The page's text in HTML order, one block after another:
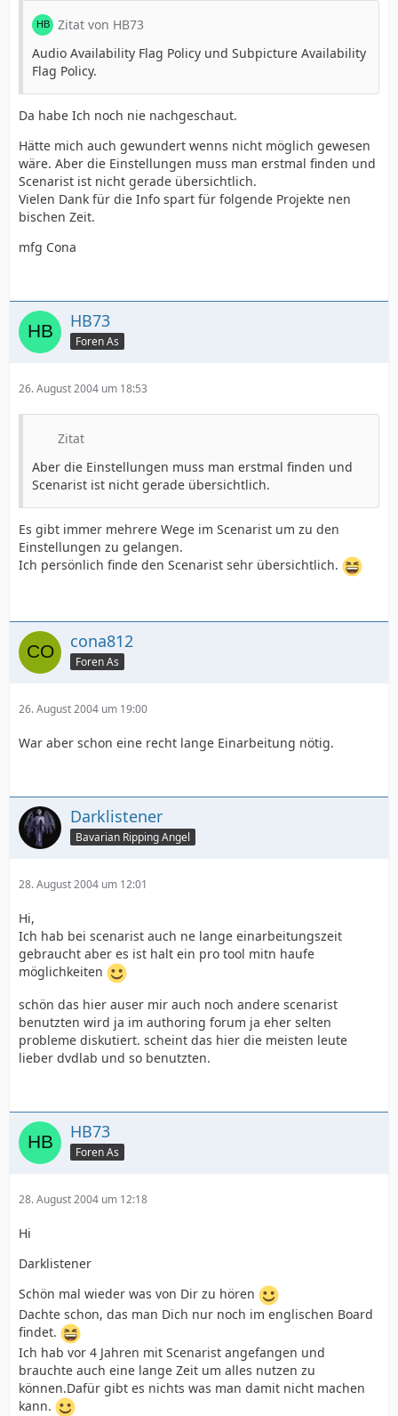
Zitat von HB73
Audio Availability Flag Policy und Subpicture Availability
Flag Policy.
Da habe Ich noch nie nachgeschaut.
Hätte mich auch gewundert wenns nicht möglich gewesen
wäre. Aber die Einstellungen muss man erstmal finden und
Scenarist ist nicht gerade übersichtlich.
Vielen Dank für die Info spart für folgende Projekte nen
bischen Zeit.
mfg Cona
HB73
Foren As
26. August 2004 um 18:53
Zitat
Aber die Einstellungen muss man erstmal finden und
Scenarist ist nicht gerade übersichtlich.
Es gibt immer mehrere Wege im Scenarist um zu den
Einstellungen zu gelangen.
Ich persönlich finde den Scenarist sehr übersichtlich.
cona812
Foren As
26. August 2004 um 19:00
War aber schon eine recht lange Einarbeitung nötig.
Darklistener
Bavarian Ripping Angel
28. August 2004 um 12:01
Hi,
Ich hab bei scenarist auch ne lange einarbeitungszeit
gebraucht aber es ist halt ein pro tool mitn haufe
möglichkeiten
schön das hier auser mir auch noch andere scenarist
benutzten wird ja im authoring forum ja eher selten
probleme diskutiert. scheint das hier die meisten leute
lieber dvdlab und so benutzten.
HB73
Foren As
28. August 2004 um 12:18
Hi
Darklistener
Schön mal wieder was von Dir zu hören
Dachte schon, das man Dich nur noch im englischen Board
findet.
Ich hab vor 4 Jahren mit Scenarist angefangen und
brauchte auch eine lange Zeit um alles nutzen zu
können.Dafür gibt es nichts was man damit nicht machen
kann.